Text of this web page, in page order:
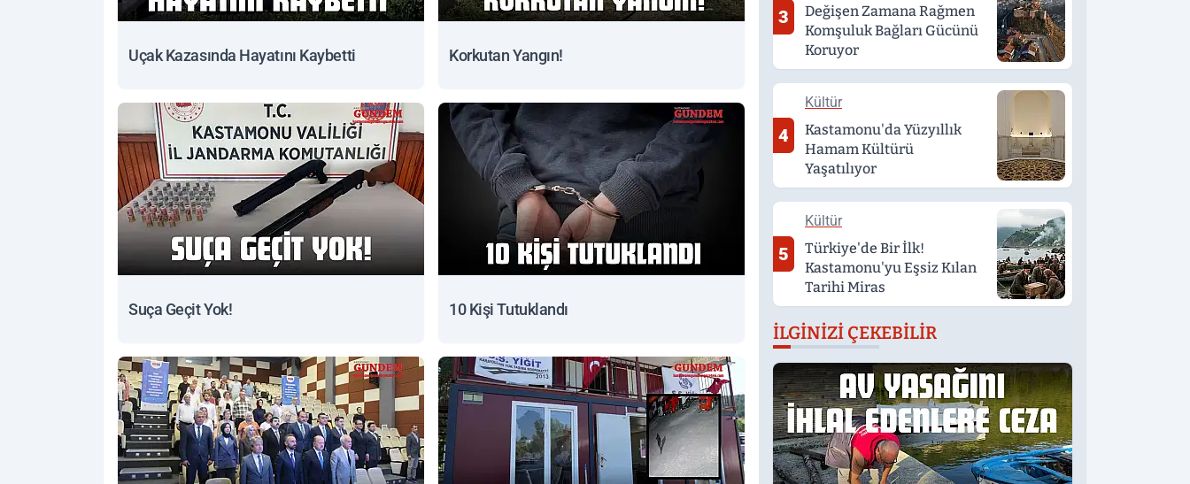
Uçak Kazasında Hayatını Kaybetti Korkutan Yangın!
Suça Geçit Yok! 10 Kişi Tutuklandı
3
Değişen Zamana Rağmen
Komşuluk Bağları Gücünü
Koruyor
4
Kültür
Kastamonu'da Yüzyıllık
Hamam Kültürü
Yaşatılıyor
5
Kültür
Türkiye'de Bir İlk!
Kastamonu'yu Eşsiz Kılan
Tarihi Miras
İLGINIZI ÇEKEBILIR